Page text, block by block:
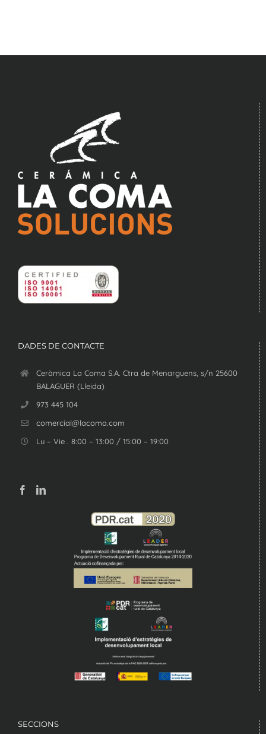
DADES DE CONTACTE
Ceràmica La Coma S.A. Ctra de Menarguens, s/n 25600
BALAGUER (Lleida)
973 445 104
comercial@lacoma.com
Lu – Vie . 8:00 – 13:00 / 15:00 – 19:00
SECCIONS